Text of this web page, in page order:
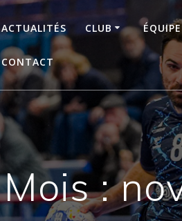
ACTUALITÉS CLUB
CONTACT
Mois :